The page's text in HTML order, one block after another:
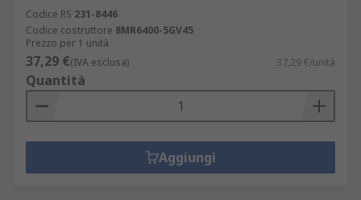
Codice RS 231-8446
Codice costruttore 8MR6400-5GV45
Prezzo per 1 unità
37,29 €(IVA esclusa) 37,29 €/unità
Quantità
Aggiungi